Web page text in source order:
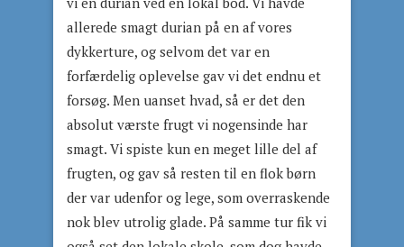
allerede smagt durian på en af vores
dykkerture, og selvom det var en
forfærdelig oplevelse gav vi det endnu et
forsøg. Men uanset hvad, så er det den
absolut værste frugt vi nogensinde har
smagt. Vi spiste kun en meget lille del af
frugten, og gav så resten til en flok børn
der var udenfor og lege, som overraskende
nok blev utrolig glade. På samme tur fik vi